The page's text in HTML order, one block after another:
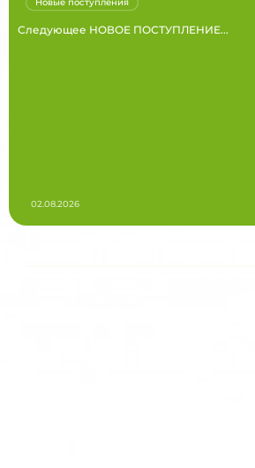
Следующее НОВОЕ ПОСТУПЛЕНИЕ...
02.08.2026